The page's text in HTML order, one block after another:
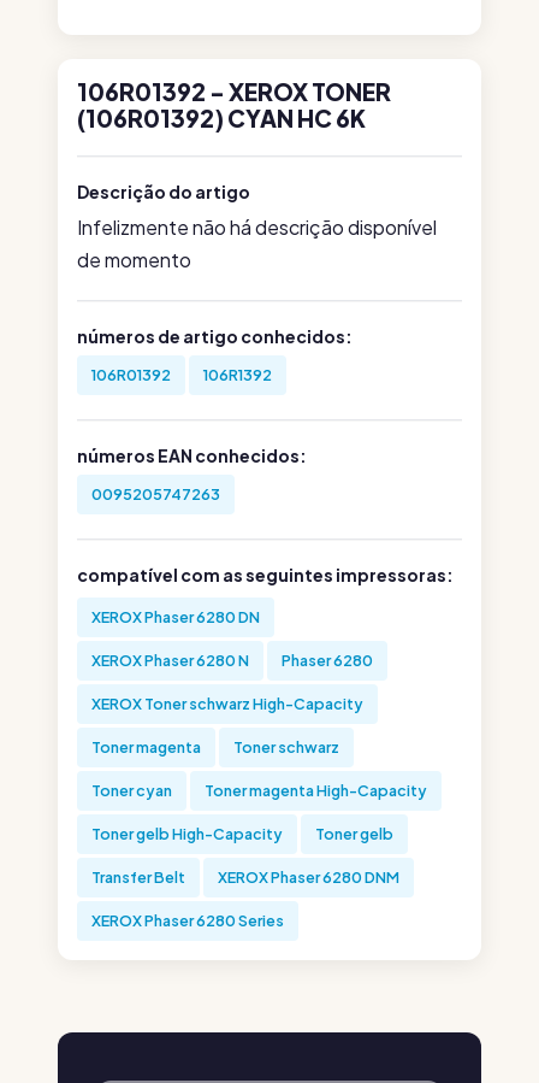
106R01392 - XEROX TONER
(106R01392) CYAN HC 6K
Descrição do artigo
Infelizmente não há descrição disponível
de momento
números de artigo conhecidos:
106R01392 106R1392
números EAN conhecidos:
0095205747263
compatível com as seguintes impressoras:
XEROX Phaser 6280 DN
XEROX Phaser 6280 N Phaser 6280
XEROX Toner schwarz High-Capacity
Toner magenta Toner schwarz
Toner cyan Toner magenta High-Capacity
Toner gelb High-Capacity Toner gelb
Transfer Belt XEROX Phaser 6280 DNM
XEROX Phaser 6280 Series